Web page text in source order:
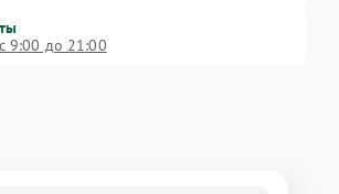
9:00 до 21:00